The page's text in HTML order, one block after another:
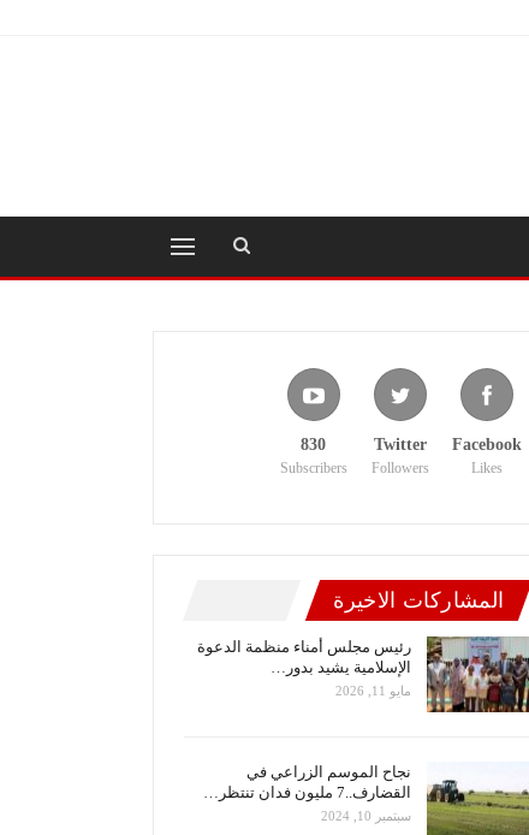
Facebook
Likes
Twitter
Followers
830
Subscribers
المشاركات الاخيرة
رئيس مجلس أمناء منظمة الدعوة
الإسلامية يشيد بدور…
مايو 11, 2026
نجاح الموسم الزراعي في
القضارف..7 مليون فدان تنتظر…
سبتمبر 10, 2024